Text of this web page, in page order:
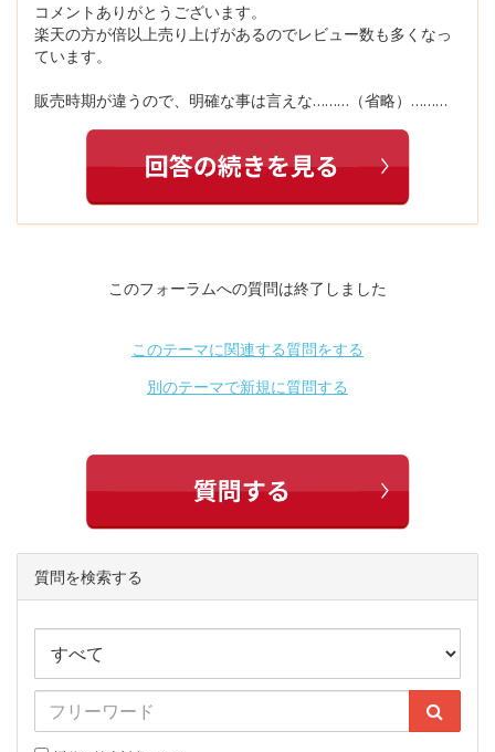
コメントありがとうございます。
楽天の方が倍以上売り上げがあるのでレビュー数も多くなっ
ています。
販売時期が違うので、明確な事は言えな………（省略）………
このフォーラムへの質問は終了しました
このテーマに関連する質問をする
別のテーマで新規に質問する
質問を検索する